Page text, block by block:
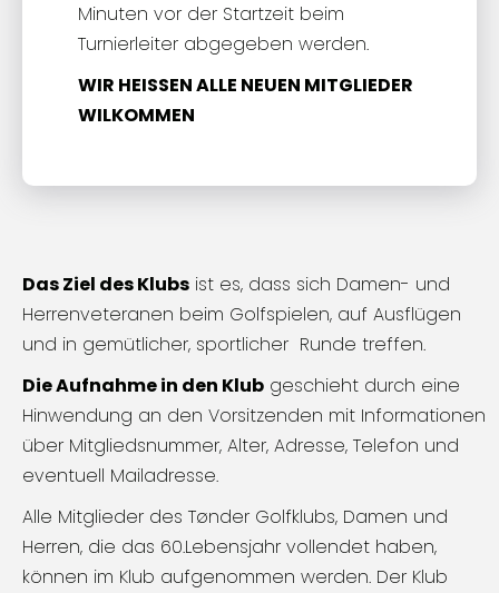
Minuten vor der Startzeit beim
Turnierleiter abgegeben werden.
WIR HEISSEN ALLE NEUEN MITGLIEDER
WILKOMMEN
Das Ziel des Klubs ist es, dass sich Damen- und
Herrenveteranen beim Golfspielen, auf Ausflügen
und in gemütlicher, sportlicher Runde treffen.
Die Aufnahme in den Klub geschieht durch eine
Hinwendung an den Vorsitzenden mit Informationen
über Mitgliedsnummer, Alter, Adresse, Telefon und
eventuell Mailadresse.
Alle Mitglieder des Tønder Golfklubs, Damen und
Herren, die das 60.Lebensjahr vollendet haben,
können im Klub aufgenommen werden. Der Klub